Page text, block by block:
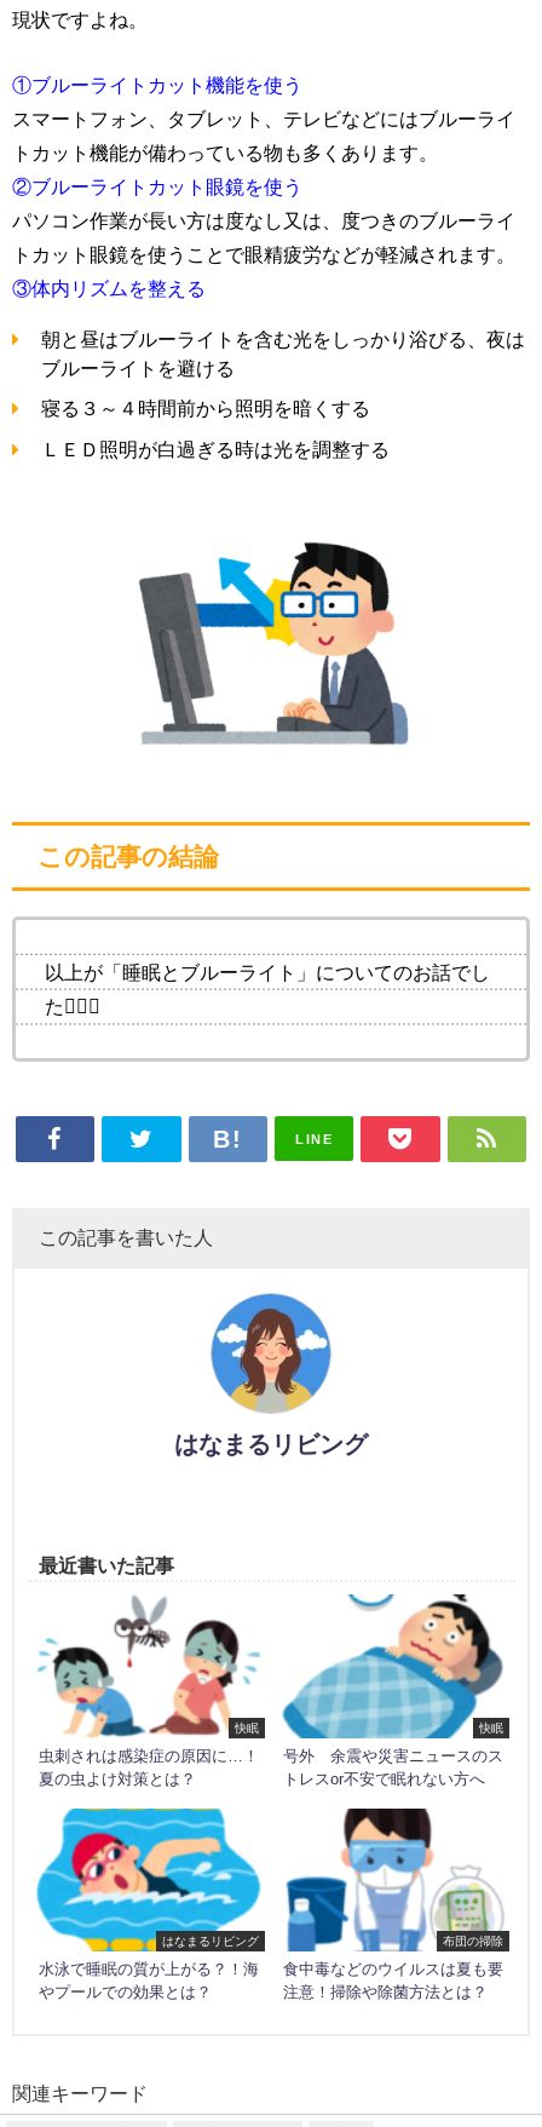
現状ですよね。
①ブルーライトカット機能を使う
スマートフォン、タブレット、テレビなどにはブルーライ
トカット機能が備わっている物も多くあります。
②ブルーライトカット眼鏡を使う
パソコン作業が長い方は度なし又は、度つきのブルーライ
トカット眼鏡を使うことで眼精疲労などが軽減されます。
③体内リズムを整える
朝と昼はブルーライトを含む光をしっかり浴びる、夜は
ブルーライトを避ける
寝る３～４時間前から照明を暗くする
ＬＥＤ照明が白過ぎる時は光を調整する
この記事の結論
以上が「睡眠とブルーライト」についてのお話でし
た💁‍♀️✨
LINE
この記事を書いた人
はなまるリビング
最近書いた記事
快眠
虫刺されは感染症の原因に…！
夏の虫よけ対策とは？
快眠
号外 余震や災害ニュースのス
トレスor不安で眠れない方へ
はなまるリビング
水泳で睡眠の質が上がる？！海
やプールでの効果とは？
布団の掃除
食中毒などのウイルスは夏も要
注意！掃除や除菌方法とは？
関連キーワード